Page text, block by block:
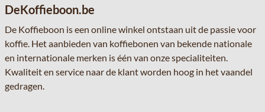
DeKoffieboon.be
De Koffieboon is een online winkel ontstaan uit de passie voor
koffie. Het aanbieden van koffiebonen van bekende nationale
en internationale merken is één van onze specialiteiten.
Kwaliteit en service naar de klant worden hoog in het vaandel
gedragen.